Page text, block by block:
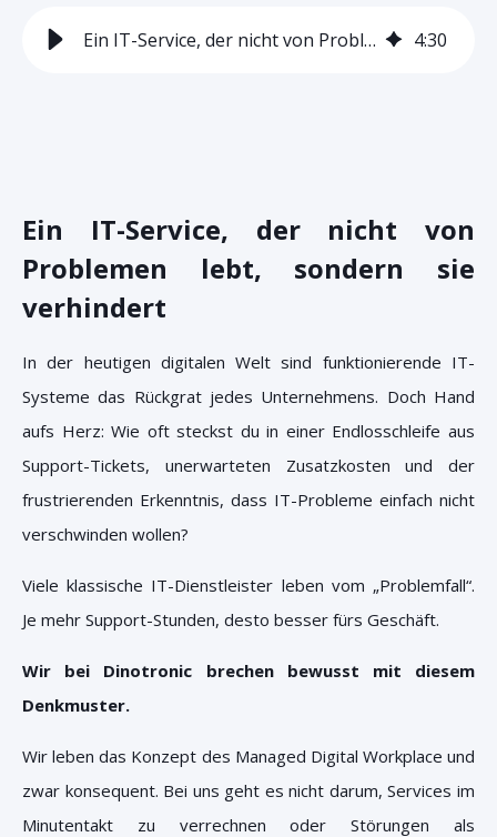
Ein IT-Service, der nicht von Problemen lebt, sondern sie verhindert 4:30
Ein IT-Service, der nicht von
Problemen lebt, sondern sie
verhindert
In der heutigen digitalen Welt sind funktionierende IT-
Systeme das Rückgrat jedes Unternehmens. Doch Hand
aufs Herz: Wie oft steckst du in einer Endlosschleife aus
Support-Tickets, unerwarteten Zusatzkosten und der
frustrierenden Erkenntnis, dass IT-Probleme einfach nicht
verschwinden wollen?
Viele klassische IT-Dienstleister leben vom „Problemfall“.
Je mehr Support-Stunden, desto besser fürs Geschäft.
Wir bei Dinotronic brechen bewusst mit diesem
Denkmuster.
Wir leben das Konzept des Managed Digital Workplace und
zwar konsequent. Bei uns geht es nicht darum, Services im
Minutentakt zu verrechnen oder Störungen als